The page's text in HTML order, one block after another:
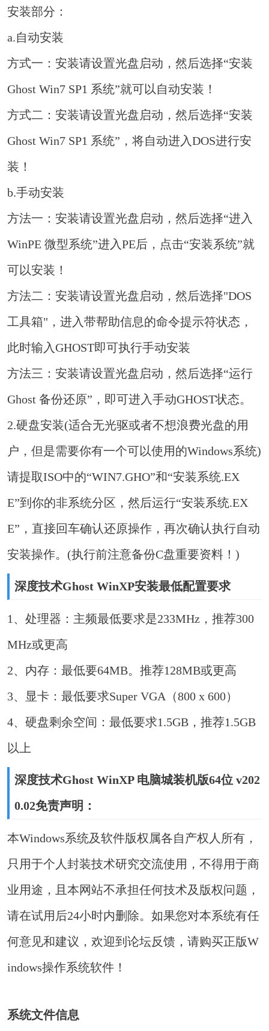
安装部分：
a.自动安装
方式一：安装请设置光盘启动，然后选择“安装
Ghost Win7 SP1 系统”就可以自动安装！
方式二：安装请设置光盘启动，然后选择“安装
Ghost Win7 SP1 系统”，将自动进入DOS进行安
装！
b.手动安装
方法一：安装请设置光盘启动，然后选择“进入
WinPE 微型系统”进入PE后，点击“安装系统”就
可以安装！
方法二：安装请设置光盘启动，然后选择"DOS
工具箱"，进入带帮助信息的命令提示符状态，
此时输入GHOST即可执行手动安装
方法三：安装请设置光盘启动，然后选择“运行
Ghost 备份还原”，即可进入手动GHOST状态。
2.硬盘安装(适合无光驱或者不想浪费光盘的用
户，但是需要你有一个可以使用的Windows系统)
请提取ISO中的“WIN7.GHO”和“安装系统.EX
E”到你的非系统分区，然后运行“安装系统.EX
E”，直接回车确认还原操作，再次确认执行自动
安装操作。(执行前注意备份C盘重要资料！)
深度技术Ghost WinXP安装最低配置要求
1、处理器：主频最低要求是233MHz，推荐300
MHz或更高
2、内存：最低要64MB。推荐128MB或更高
3、显卡：最低要求Super VGA（800 x 600）
4、硬盘剩余空间：最低要求1.5GB，推荐1.5GB
以上
深度技术Ghost WinXP 电脑城装机版64位 v202
0.02免责声明：
本Windows系统及软件版权属各自产权人所有，
只用于个人封装技术研究交流使用，不得用于商
业用途，且本网站不承担任何技术及版权问题，
请在试用后24小时内删除。如果您对本系统有任
何意见和建议，欢迎到论坛反馈，请购买正版W
indows操作系统软件！
系统文件信息